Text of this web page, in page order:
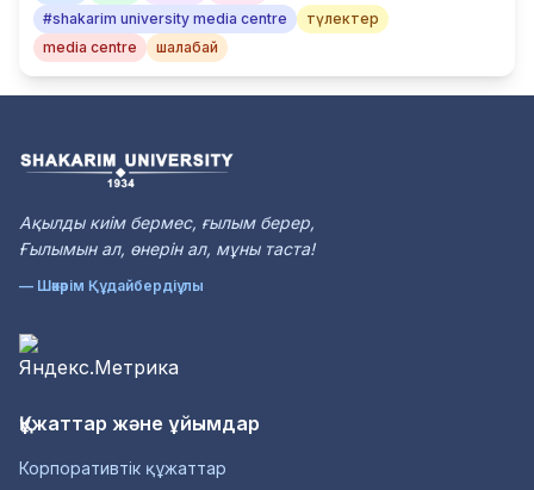
#shakarim university media centre
түлектер
media centre
шалабай
Ақылды киiм бермес, ғылым берер,
Ғылымын ал, өнерiн ал, мұны таста!
— Шәкәрім Құдайбердіұлы
Құжаттар және ұйымдар
Корпоративтік құжаттар